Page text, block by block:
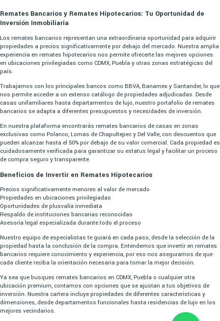
Remates Bancarios y Remates Hipotecarios: Tu Oportunidad de
Inversión Inmobiliaria
Los remates bancarios representan una extraordinaria oportunidad para adquirir
propiedades a precios significativamente por debajo del mercado. Nuestra amplia
experiencia en remates hipotecarios nos permite ofrecerte las mejores opciones
en ubicaciones privilegiadas como CDMX, Puebla y otras zonas estratégicas del
país.
Trabajamos con los principales bancos como BBVA, Banamex y Santander, lo que
nos permite acceder a un extenso catálogo de propiedades adjudicadas. Desde
casas unifamiliares hasta departamentos de lujo, nuestro portafolio de remates
bancarios se adapta a diferentes presupuestos y necesidades de inversión.
En nuestra plataforma encontrarás remates bancarios de casas en zonas
exclusivas como Polanco, Lomas de Chapultepec y Del Valle, con descuentos que
pueden alcanzar hasta el 50% por debajo de su valor comercial. Cada propiedad es
cuidadosamente verificada para garantizar su estatus legal y facilitar un proceso
de compra seguro y transparente.
Beneficios de Invertir en Remates Hipotecarios
Precios significativamente menores al valor de mercado
Propiedades en ubicaciones privilegiadas
Oportunidades de plusvalía inmediata
Respaldo de instituciones bancarias reconocidas
Asesoría legal especializada durante todo el proceso
Nuestro equipo de especialistas te guiará en cada paso, desde la selección de la
propiedad hasta la conclusión de la compra. Entendemos que invertir en remates
bancarios requiere conocimiento y experiencia, por eso nos aseguramos de que
cada cliente reciba la orientación necesaria para tomar la mejor decisión.
Ya sea que busques remates bancarios en CDMX, Puebla o cualquier otra
ubicación premium, contamos con opciones que se ajustan a tus objetivos de
inversión. Nuestra cartera incluye propiedades de diferentes características y
dimensiones, desde departamentos funcionales hasta residencias de lujo en los
mejores vecindarios.